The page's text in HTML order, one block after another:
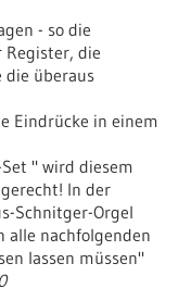
- so die
Register, die
die überaus
Eindrücke in einem
" wird diesem
In der
Schnitger-Orgel
alle nachfolgenden
lassen müssen"